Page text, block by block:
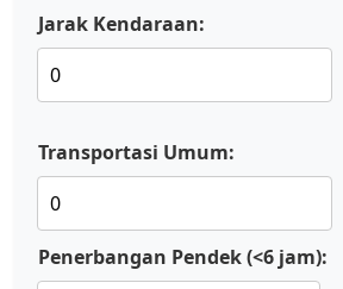
Jarak Kendaraan:
Transportasi Umum:
Penerbangan Pendek (<6 jam):